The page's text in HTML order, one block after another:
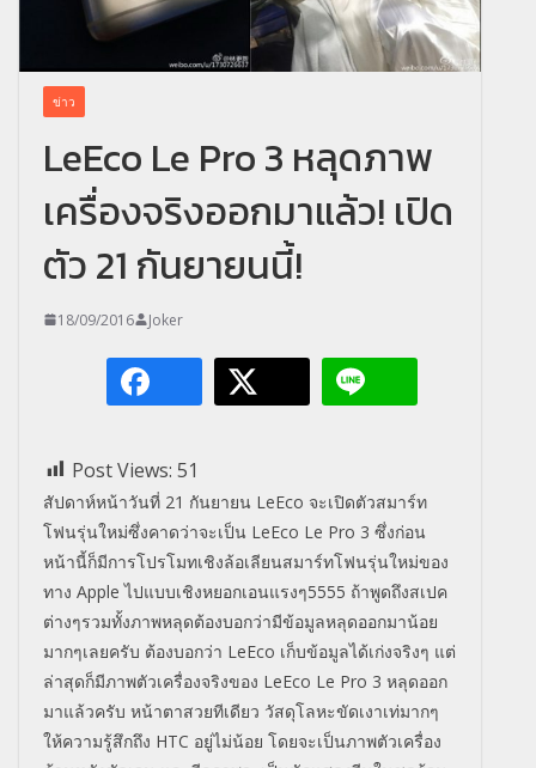
ข่าว
LeEco Le Pro 3 หลุดภาพ
เครื่องจริงออกมาแล้ว! เปิด
ตัว 21 กันยายนนี้!
18/09/2016 Joker
Post Views: 51
สัปดาห์หน้าวันที่ 21 กันยายน LeEco จะเปิดตัวสมาร์ท
โฟนรุ่นใหม่ซึ่งคาดว่าจะเป็น LeEco Le Pro 3 ซึ่งก่อน
หน้านี้ก็มีการโปรโมทเชิงล้อเลียนสมาร์ทโฟนรุ่นใหม่ของ
ทาง Apple ไปแบบเชิงหยอกเอนแรงๆ5555 ถ้าพูดถึงสเปค
ต่างๆรวมทั้งภาพหลุดต้องบอกว่ามีข้อมูลหลุดออกมาน้อย
มากๆเลยครับ ต้องบอกว่า LeEco เก็บข้อมูลได้เก่งจริงๆ แต่
ล่าสุดก็มีภาพตัวเครื่องจริงของ LeEco Le Pro 3 หลุดออก
มาแล้วครับ หน้าตาสวยทีเดียว วัสดุโลหะขัดเงาเท่มากๆ
ให้ความรู้สึกถึง HTC อยู่ไม่น้อย โดยจะเป็นภาพตัวเครื่อง